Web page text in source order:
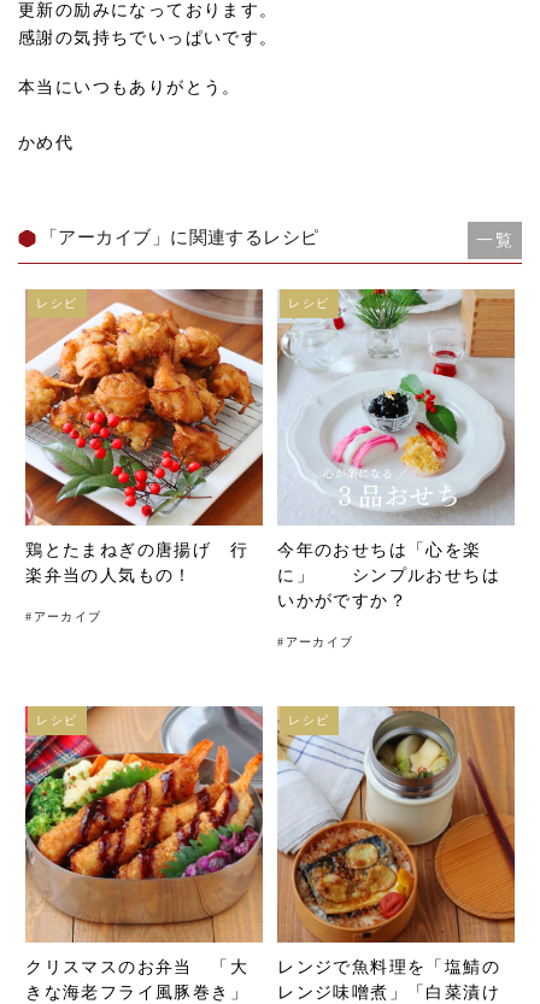
更新の励みになっております。
感謝の気持ちでいっぱいです。
本当にいつもありがとう。
かめ代
「アーカイブ」に関連するレシピ 一覧
鶏とたまねぎの唐揚げ 行
楽弁当の人気もの！
# アーカイブ
レシピ
今年のおせちは「心を楽
に」 シンプルおせちは
いかがですか？
# アーカイブ
レシピ
クリスマスのお弁当 「大
きな海老フライ風豚巻き」
レシピ
レンジで魚料理を「塩鯖の
レンジ味噌煮」「白菜漬け
レシピ